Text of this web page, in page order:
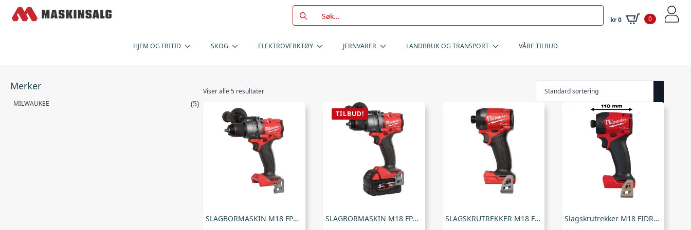
Search
for:
kr0 0
HJEM OG FRITID SKOG ELEKTROVERKTØY JERNVARER LANDBRUK OG TRANSPORT VÅRE TILBUD
Merker
MILWAUKEE (5)
Viser alle 5 resultater
SLAGBORMASKIN M18 FPD3-0X , Milwaukee
TILBUD!
SLAGBORMASKIN M18 FPD3-502X , Milwaukee SLAGSKRUTREKKER M18 FID3-0X , Milwaukee Slagskrutrekker M18 FIDRQ-0X, Milwaukee